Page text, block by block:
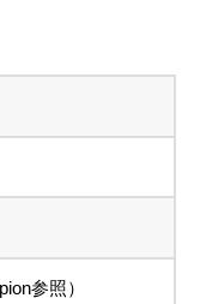
参照）